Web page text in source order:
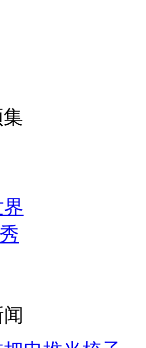
植树
战”
急速倒车逃窜